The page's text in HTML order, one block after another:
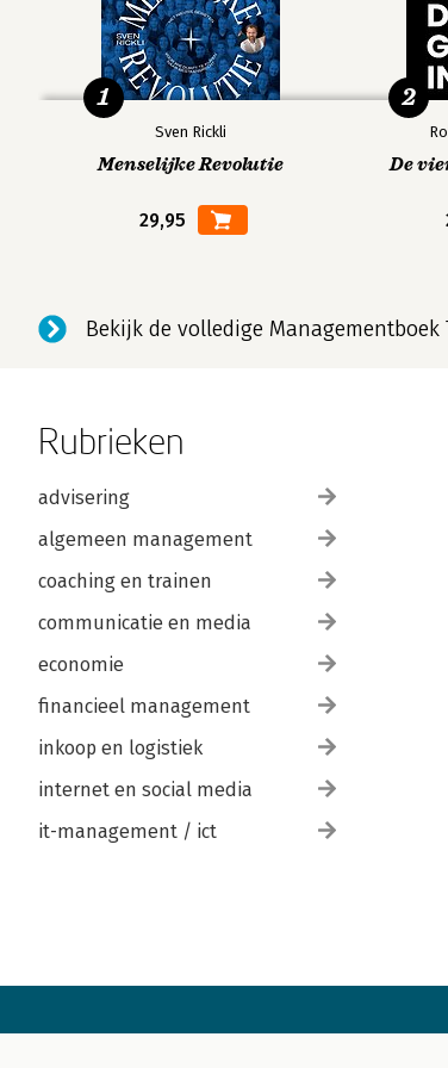
Sven Rickli
Menselijke Revolutie
29,95
1
De
2
Bekijk de volledige Managementboek
Rubrieken
advisering
algemeen management
coaching en trainen
communicatie en media
economie
financieel management
inkoop en logistiek
internet en social media
it-management / ict